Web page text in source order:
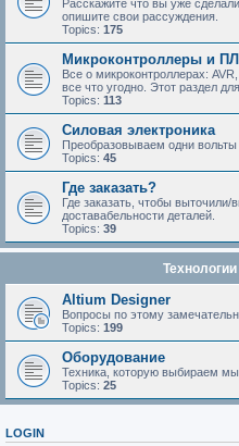
Расскажите что вы уже
опишите свои рассуждения.
Topics: 175
Микроконтроллеры и
Все о микроконтроллерах:
все что угодно. Этот раздел
Topics: 113
Силовая электроника
Преобразовываем одни
Topics: 45
Где заказать?
Где заказать, чтобы
доставабельности деталей.
Topics: 39
Altium Designer
Вопросы по этому
Topics: 199
Оборудование
Техника, которую выбираем мы.
Topics: 25
LOGIN